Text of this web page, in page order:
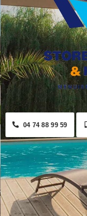
04 74 88 99 59